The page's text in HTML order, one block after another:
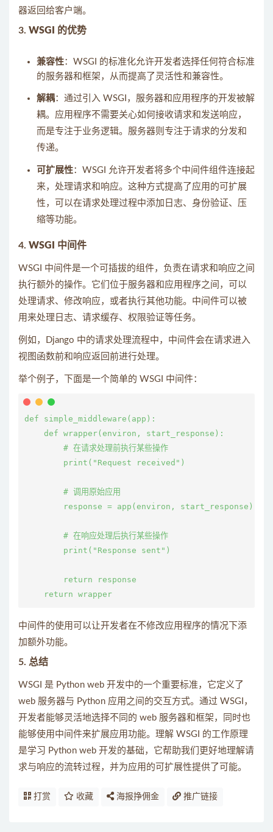
器返回给客户端。
3. WSGI 的优势
兼容性：WSGI 的标准化允许开发者选择任何符合标准
的服务器和框架，从而提高了灵活性和兼容性。
解耦：通过引入 WSGI，服务器和应用程序的开发被解
耦。应用程序不需要关心如何接收请求和发送响应，
而是专注于业务逻辑。服务器则专注于请求的分发和
传递。
可扩展性：WSGI 允许开发者将多个中间件组件连接起
来，处理请求和响应。这种方式提高了应用的可扩展
性，可以在请求处理过程中添加日志、身份验证、压
缩等功能。
4. WSGI 中间件
WSGI 中间件是一个可插拔的组件，负责在请求和响应之间
执行额外的操作。它们位于服务器和应用程序之间，可以
处理请求、修改响应，或者执行其他功能。中间件可以被
用来处理日志、请求缓存、权限验证等任务。
例如，Django 中的请求处理流程中，中间件会在请求进入
视图函数前和响应返回前进行处理。
举个例子，下面是一个简单的 WSGI 中间件：
def simple_middleware(app):
    def wrapper(environ, start_response):
        # 在请求处理前执行某些操作
        print("Request received")
        # 调用原始应用
        response = app(environ, start_response)
        # 在响应处理后执行某些操作
        print("Response sent")
        return response
中间件的使用可以让开发者在不修改应用程序的情况下添
加额外功能。
5. 总结
WSGI 是 Python web 开发中的一个重要标准，它定义了
web 服务器与 Python 应用之间的交互方式。通过 WSGI，
开发者能够灵活地选择不同的 web 服务器和框架，同时也
能够使用中间件来扩展应用功能。理解 WSGI 的工作原理
是学习 Python web 开发的基础，它帮助我们更好地理解请
求与响应的流转过程，并为应用的可扩展性提供了可能。
打赏 收藏 海报挣佣金 推广链接